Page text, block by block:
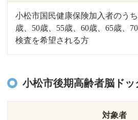
小松市国民健康保険加入者のう
歳、50歳、55歳、60歳、65歳、
検査を希望される方
小松市後期高齢者脳ドッ
対象者